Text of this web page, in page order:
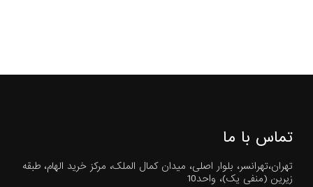
تماس با ما
تهران،تهرانسر، بلوار اصلی، میدان کمال الملک، مرکز خرید الهام، طبقه
زیرین (منفی یک)، واحد10